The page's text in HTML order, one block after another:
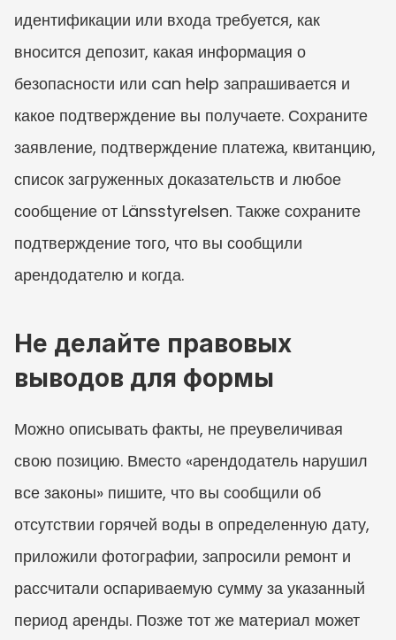
идентификации или входа требуется, как
вносится депозит, какая информация о
безопасности или can help запрашивается и
какое подтверждение вы получаете. Сохраните
заявление, подтверждение платежа, квитанцию,
список загруженных доказательств и любое
сообщение от Länsstyrelsen. Также сохраните
подтверждение того, что вы сообщили
арендодателю и когда.
Не делайте правовых
выводов для формы
Можно описывать факты, не преувеличивая
свою позицию. Вместо «арендодатель нарушил
все законы» пишите, что вы сообщили об
отсутствии горячей воды в определенную дату,
приложили фотографии, запросили ремонт и
рассчитали оспариваемую сумму за указанный
период аренды. Позже тот же материал может